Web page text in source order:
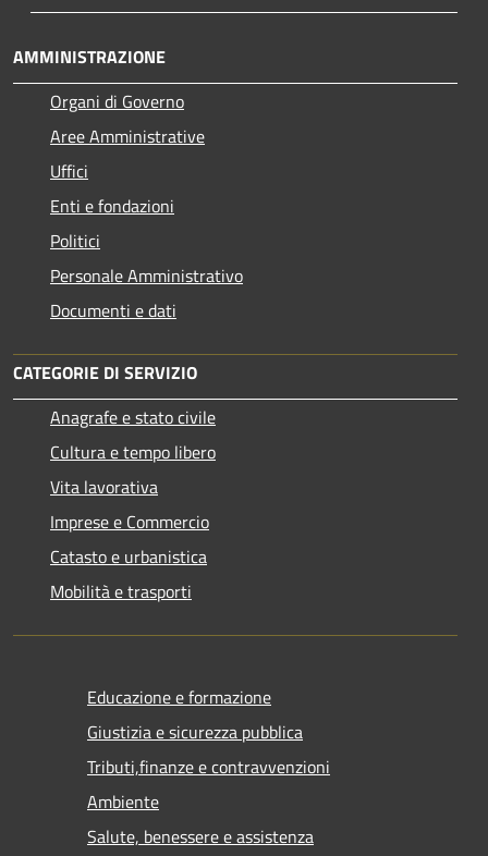
AMMINISTRAZIONE
Organi di Governo
Aree Amministrative
Uffici
Enti e fondazioni
Politici
Personale Amministrativo
Documenti e dati
CATEGORIE DI SERVIZIO
Anagrafe e stato civile
Cultura e tempo libero
Vita lavorativa
Imprese e Commercio
Catasto e urbanistica
Mobilità e trasporti
Educazione e formazione
Giustizia e sicurezza pubblica
Tributi,finanze e contravvenzioni
Ambiente
Salute, benessere e assistenza